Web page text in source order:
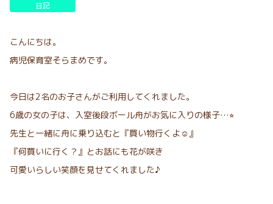
日記
こんにちは。
病児保育室そらまめです。
今日は2名のお子さんがご利用してくれました。
6歳の女の子は、入室後段ボール舟がお気に入りの様子…⭐︎
先生と一緒に舟に乗り込むと『買い物行くよ☺︎』
『何買いに行く？』とお話にも花が咲き
可愛いらしい笑顔を見せてくれました♪